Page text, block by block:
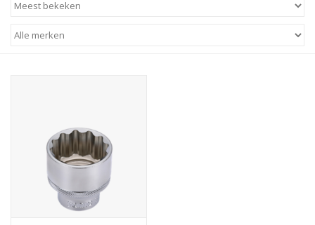
Opbergsystemen
Starten & laden
Diagnose & meten
Handgereedschap